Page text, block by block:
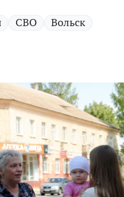
СВО Вольск